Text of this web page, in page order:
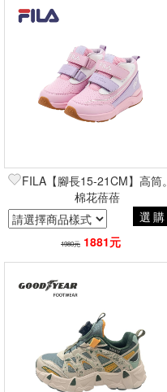
FILA【腳長15-21CM】高筒。
棉花蓓蓓
選購
1980元 1881元